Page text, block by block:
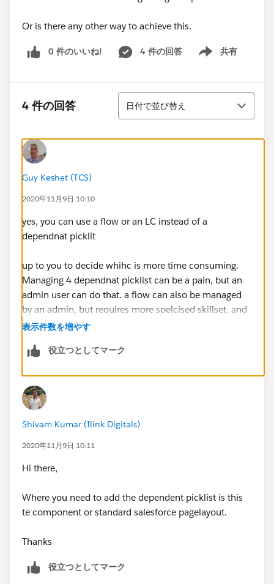
Or is there any other way to achieve this.
0 件のいいね! 4 件の回答 共有
Show menu
4 件の回答
並び替え
日付で並び替え
Guy Keshet (TCS)
2020年11月9日 10:10
yes, you can use a flow or an LC instead of a
dependnat picklit
up to you to decide whihc is more time consuming.
Managing 4 dependnat picklist can be a pain, but an
admin user can do that. a flow can also be managed
by an admin, but requires more spelcised skillset, and
finally an LC would require a developer.
if you DO decide to use a coponenet, I would
themselves in a custom metadata, so an admin can
still control them easily, rather then having a
development cycle everytime a change is needed
表示件数を増やす
役立つとしてマーク
Shivam Kumar (Ilink Digitals)
2020年11月9日 10:11
Hi there,
Where you need to add the dependent picklist is this
te component or standard salesforce pagelayout.
Thanks
役立つとしてマーク